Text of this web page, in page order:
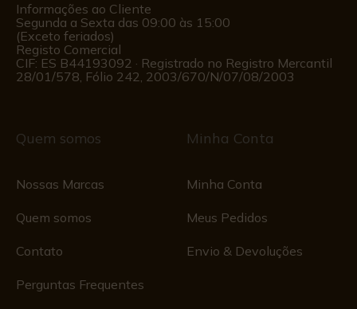
Informações ao Cliente
Segunda a Sexta das 09:00 às 15:00
(Exceto feriados)
Registo Comercial
CIF: ES B44193092 · Registrado no Registro Mercantil
28/01/578, Fólio 242, 2003/670/N/07/08/2003
Quem somos
Nossas Marcas
Quem somos
Contato
Perguntas Frequentes
Minha Conta
Minha Conta
Meus Pedidos
Envio & Devoluções